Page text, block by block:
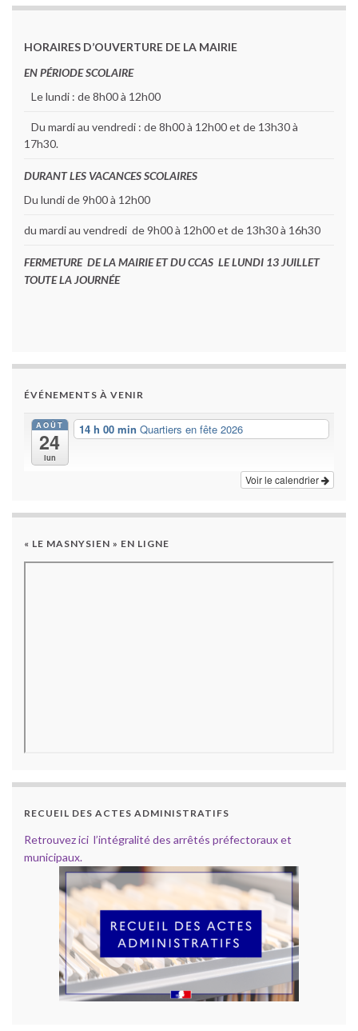
HORAIRES D’OUVERTURE DE LA MAIRIE
EN PÉRIODE SCOLAIRE
Le lundi : de 8h00 à 12h00
Du mardi au vendredi : de 8h00 à 12h00 et de 13h30 à
17h30.
DURANT LES VACANCES SCOLAIRES
Du lundi de 9h00 à 12h00
du mardi au vendredi de 9h00 à 12h00 et de 13h30 à 16h30
FERMETURE DE LA MAIRIE ET DU CCAS LE LUNDI 13 JUILLET
TOUTE LA JOURNÉE
ÉVÉNEMENTS À VENIR
AOÛT
24
lun
14 h 00 min Quartiers en fête 2026
Voir le calendrier
« LE MASNYSIEN » EN LIGNE
RECUEIL DES ACTES ADMINISTRATIFS
Retrouvez ici l’intégralité des arrêtés préfectoraux et
municipaux.